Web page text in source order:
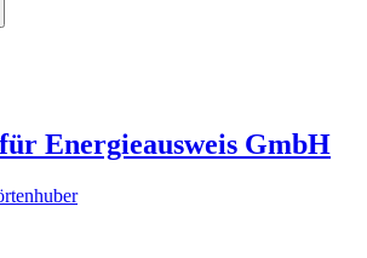
Energieausweis GmbH